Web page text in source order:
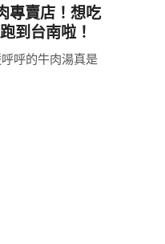
專賣店！想吃
到台南啦！
呼的牛肉湯真是